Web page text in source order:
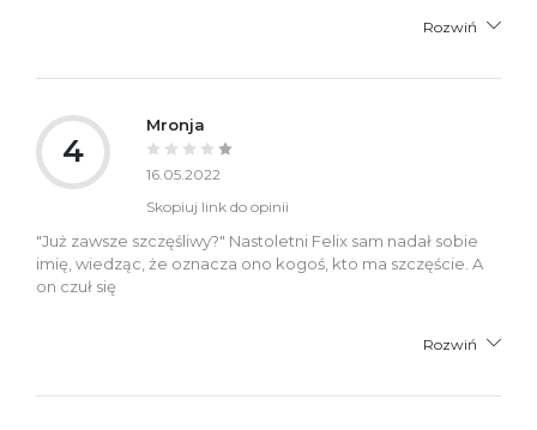
Rozwiń
4
Mronja
16.05.2022
Skopiuj link do opinii
"Już zawsze szczęśliwy?" Nastoletni Felix sam nadał sobie
imię, wiedząc, że oznacza ono kogoś, kto ma szczęście. A
on czuł się
Rozwiń